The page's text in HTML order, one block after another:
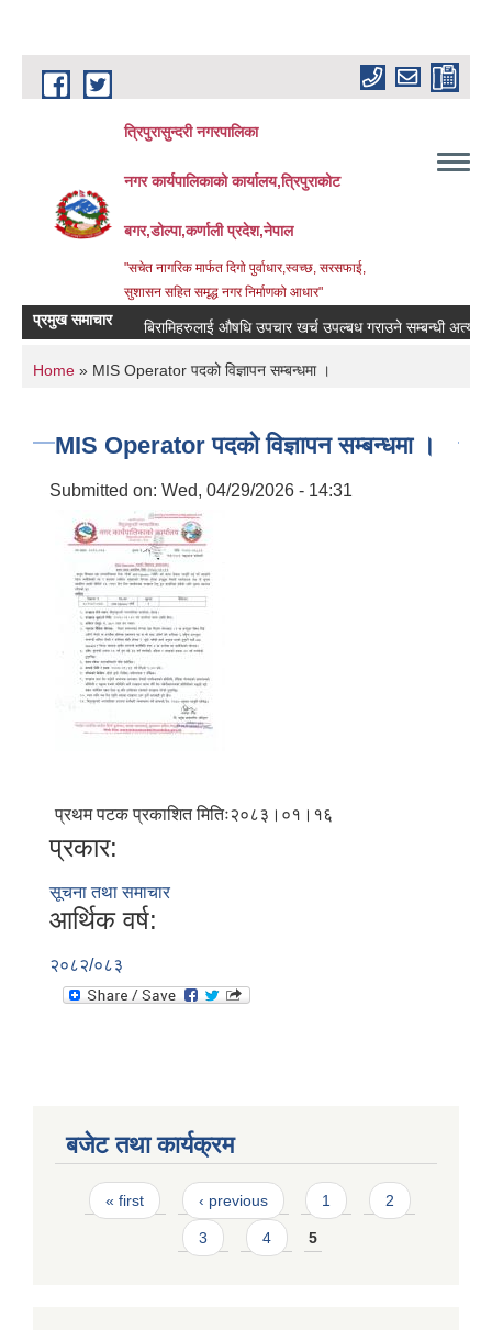
Skip to main content
त्रिपुरासुन्दरी नगरपालिका
नगर कार्यपालिकाको कार्यालय,त्रिपुराकोट
बगर,डोल्पा,कर्णाली प्रदेश,नेपाल
"सचेत नागरिक मार्फत दिगो पुर्वाधार,स्वच्छ, सरसफाई,
सुशासन सहित समृद्ध नगर निर्माणको आधार"
प्रमुख समाचारबिरामिहरुलाई ‍‌औषधि उपचार खर्च उपल्बध गराउने सम्बन्धी अत्यन्त
You are here
Home » MIS Operator पदको विज्ञापन सम्बन्धमा ।
MIS Operator पदको विज्ञापन सम्बन्धमा ।
Submitted on: Wed, 04/29/2026 - 14:31
प्रथम पटक प्रकाशित मितिः२०८३।०१।१६
प्रकार:
सूचना तथा समाचार
आर्थिक वर्ष:
२०८२/०८३
बजेट तथा कार्यक्रम
Pages
« first ‹ previous 1 2
3 4 5